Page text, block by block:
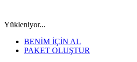
Yükleniyor...
BENİM İÇİN AL
PAKET OLUŞTUR